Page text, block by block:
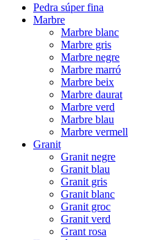
Pedra súper fina
Marbre
Marbre blanc
Marbre gris
Marbre negre
Marbre marró
Marbre beix
Marbre daurat
Marbre verd
Marbre blau
Marbre vermell
Granit
Granit negre
Granit blau
Granit gris
Granit blanc
Granit groc
Granit verd
Grant rosa